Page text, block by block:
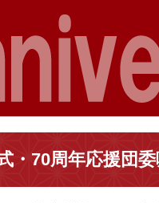
・70周年応援団